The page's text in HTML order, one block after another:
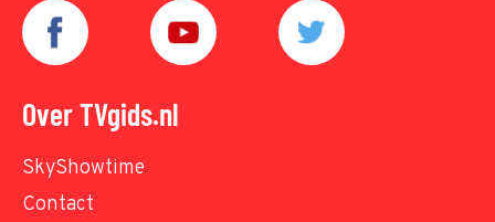
Over TVgids.nl
SkyShowtime
Contact